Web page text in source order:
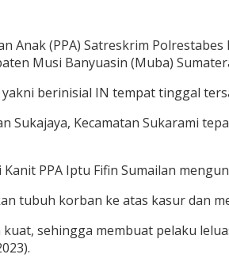
Anak (PPA) Satreskrim
Musi Banyuasin (Muba)
berinisial IN tempat tinggal
Sukajaya, Kecamatan Sukarami
PPA Iptu Fifin Sumailan
tubuh korban ke atas kasur dan
sehingga membuat pelaku